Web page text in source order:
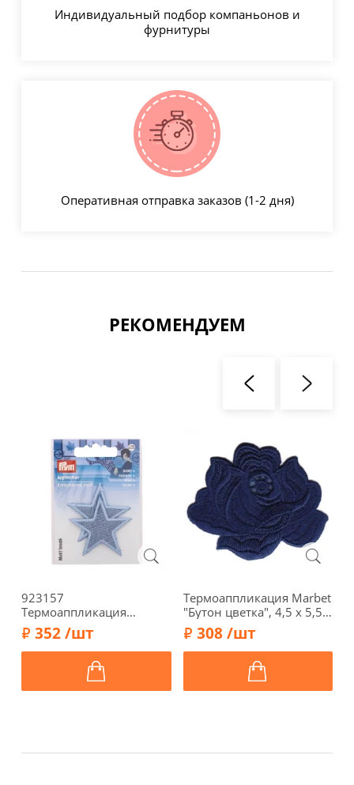
Индивидуальный подбор компаньонов и
фурнитуры
Оперативная отправка заказов (1-2 дня)
РЕКОМЕНДУЕМ
923157
Термоаппликация
"Звезды" 4,7 см, светло-
синий джинс, 2шт., Prym
352 /шт
Термоаппликация Marbet
"Бутон цветка", 4,5 х 5,5
см, синий, 568485.B
308 /шт